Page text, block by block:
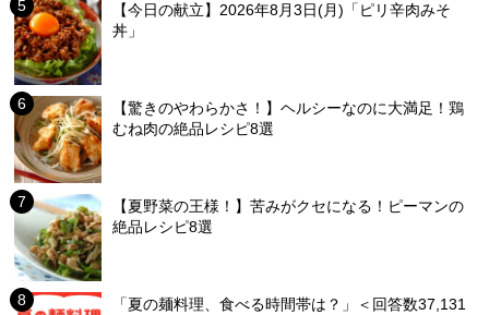
【今日の献立】2026年8月3日(月)「ピリ辛肉みそ
丼」
【驚きのやわらかさ！】ヘルシーなのに大満足！鶏
むね肉の絶品レシピ8選
【夏野菜の王様！】苦みがクセになる！ピーマンの
絶品レシピ8選
「夏の麺料理、食べる時間帯は？」＜回答数37,131